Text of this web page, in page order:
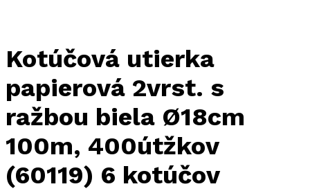
Kotúčová utierka
papierová 2vrst. s
ražbou biela Ø18cm
100m, 400útžkov
(60119) 6 kotúčov